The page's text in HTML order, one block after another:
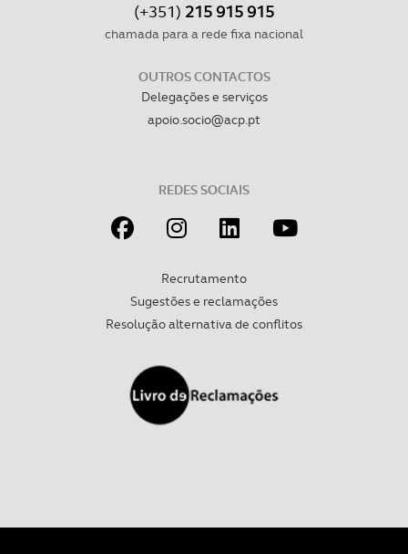
(+351) 215 915 915
chamada para a rede fixa nacional
OUTROS CONTACTOS
Delegações e serviços
apoio.socio@acp.pt
REDES SOCIAIS
Recrutamento
Sugestões e reclamações
Resolução alternativa de conflitos